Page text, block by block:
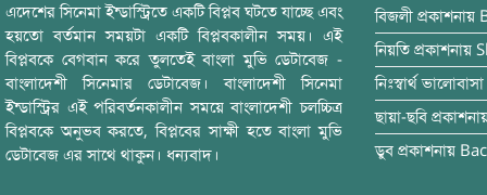
এদেশের সিনেমা ইন্ডাস্ট্রিতে একটি বিপ্লব ঘটতে যাচ্ছে এবং
হয়তো বর্তমান সময়টা একটি বিপ্লবকালীন সময়। এই
বিপ্লবকে বেগবান করে তুলতেই বাংলা মুভি ডেটাবেজ -
বাংলাদেশী সিনেমার ডেটাবেজ। বাংলাদেশী সিনেমা
ইন্ডাস্ট্রির এই পরিবর্তনকালীন সময়ে বাংলাদেশী চলচ্চিত্র
বিপ্লবকে অনুভব করতে, বিপ্লবের সাক্ষী হতে বাংলা মুভি
ডেটাবেজ এর সাথে থাকুন। ধন্যবাদ।
বিজলী প্রকাশনায়
নিয়তি প্রকাশনায়
নিঃস্বার্থ ভালোবাসা
ছায়া-ছবি
ডুব প্রকাশনায়